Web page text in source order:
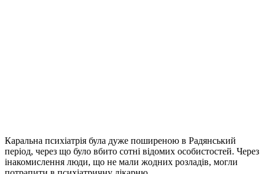
Каральна психіатрія була дуже поширеною в Радянський
період, через що було вбито сотні відомих особистостей. Через
інакомислення люди, що не мали жодних розладів, могли